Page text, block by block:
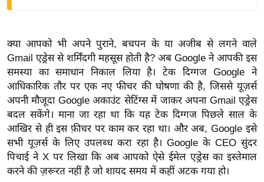
शे
ष
ज्ञ
रा
य
ब
ज
ट
क्या आपको भी अपने पुराने, बचपन के या अजीब से लगने वाले
Gmail एड्रेस से शर्मिंदगी महसूस होती है? अब Google ने आपकी इस
समस्या का समाधान निकाल लिया है। टेक दिग्गज Google ने
आधिकारिक तौर पर एक नए फीचर की घोषणा की है, जिससे यूज़र्स
अपनी मौजूदा Google अकाउंट सेटिंग्स में जाकर अपना Gmail एड्रेस
बदल सकेंगे।माना जा रहा था कि यह टेक दिग्गज पिछले साल के
आखिर से ही इस फ़ीचर पर काम कर रहा था। और अब, Google इसे
सभी यूज़र्स के लिए उपलब्ध करा रहा है। Google के CEO सुंदर
पिचाई ने X पर लिखा कि अब आपको ऐसे ईमेल एड्रेस का इस्तेमाल
करने की ज़रूरत नहीं है जो शायद समय में कहीं अटक गया हो।